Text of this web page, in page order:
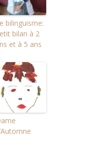
bilinguisme:
bilan à 2
et à 5 ans